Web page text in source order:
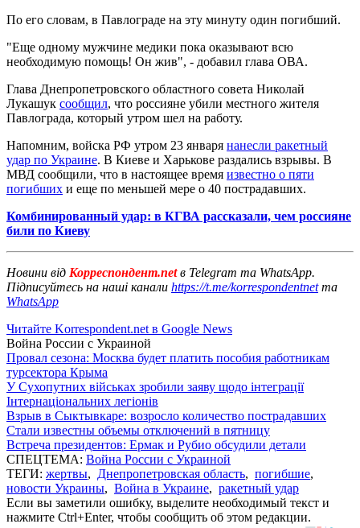
По его словам, в Павлограде на эту минуту один погибший.
"Еще одному мужчине медики пока оказывают всю
необходимую помощь! Он жив", - добавил глава ОВА.
Глава Днепропетровского областного совета Николай
Лукашук сообщил, что россияне убили местного жителя
Павлограда, который утром шел на работу.
Напомним, войска РФ утром 23 января нанесли ракетный
удар по Украине. В Киеве и Харькове раздались взрывы. В
МВД сообщили, что в настоящее время известно о пяти
погибших и еще по меньшей мере о 40 пострадавших.
Комбинированный удар: в КГВА рассказали, чем россияне
били по Киеву
Новини від Корреспондент.netв Telegram та WhatsApp.
Підписуйтесь на наші канали https://t.me/korrespondentnetта
WhatsApp
Читайте Korrespondent.net в Google News
Война России с Украиной
Провал сезона: Москва будет платить пособия работникам
турсектора Крыма
У Сухопутних військах зробили заяву щодо інтеграції
Інтернаціональних легіонів
Взрыв в Сыктывкаре: возросло количество пострадавших
Стали известны объемы отключений в пятницу
Встреча президентов: Ермак и Рубио обсудили детали
СПЕЦТЕМА: Война России с Украиной
ТЕГИ: жертвы, Днепропетровская область, погибшие,
новости Украины, Война в Украине, ракетный удар
Если вы заметили ошибку, выделите необходимый текст и
нажмите Ctrl+Enter, чтобы сообщить об этом редакции.